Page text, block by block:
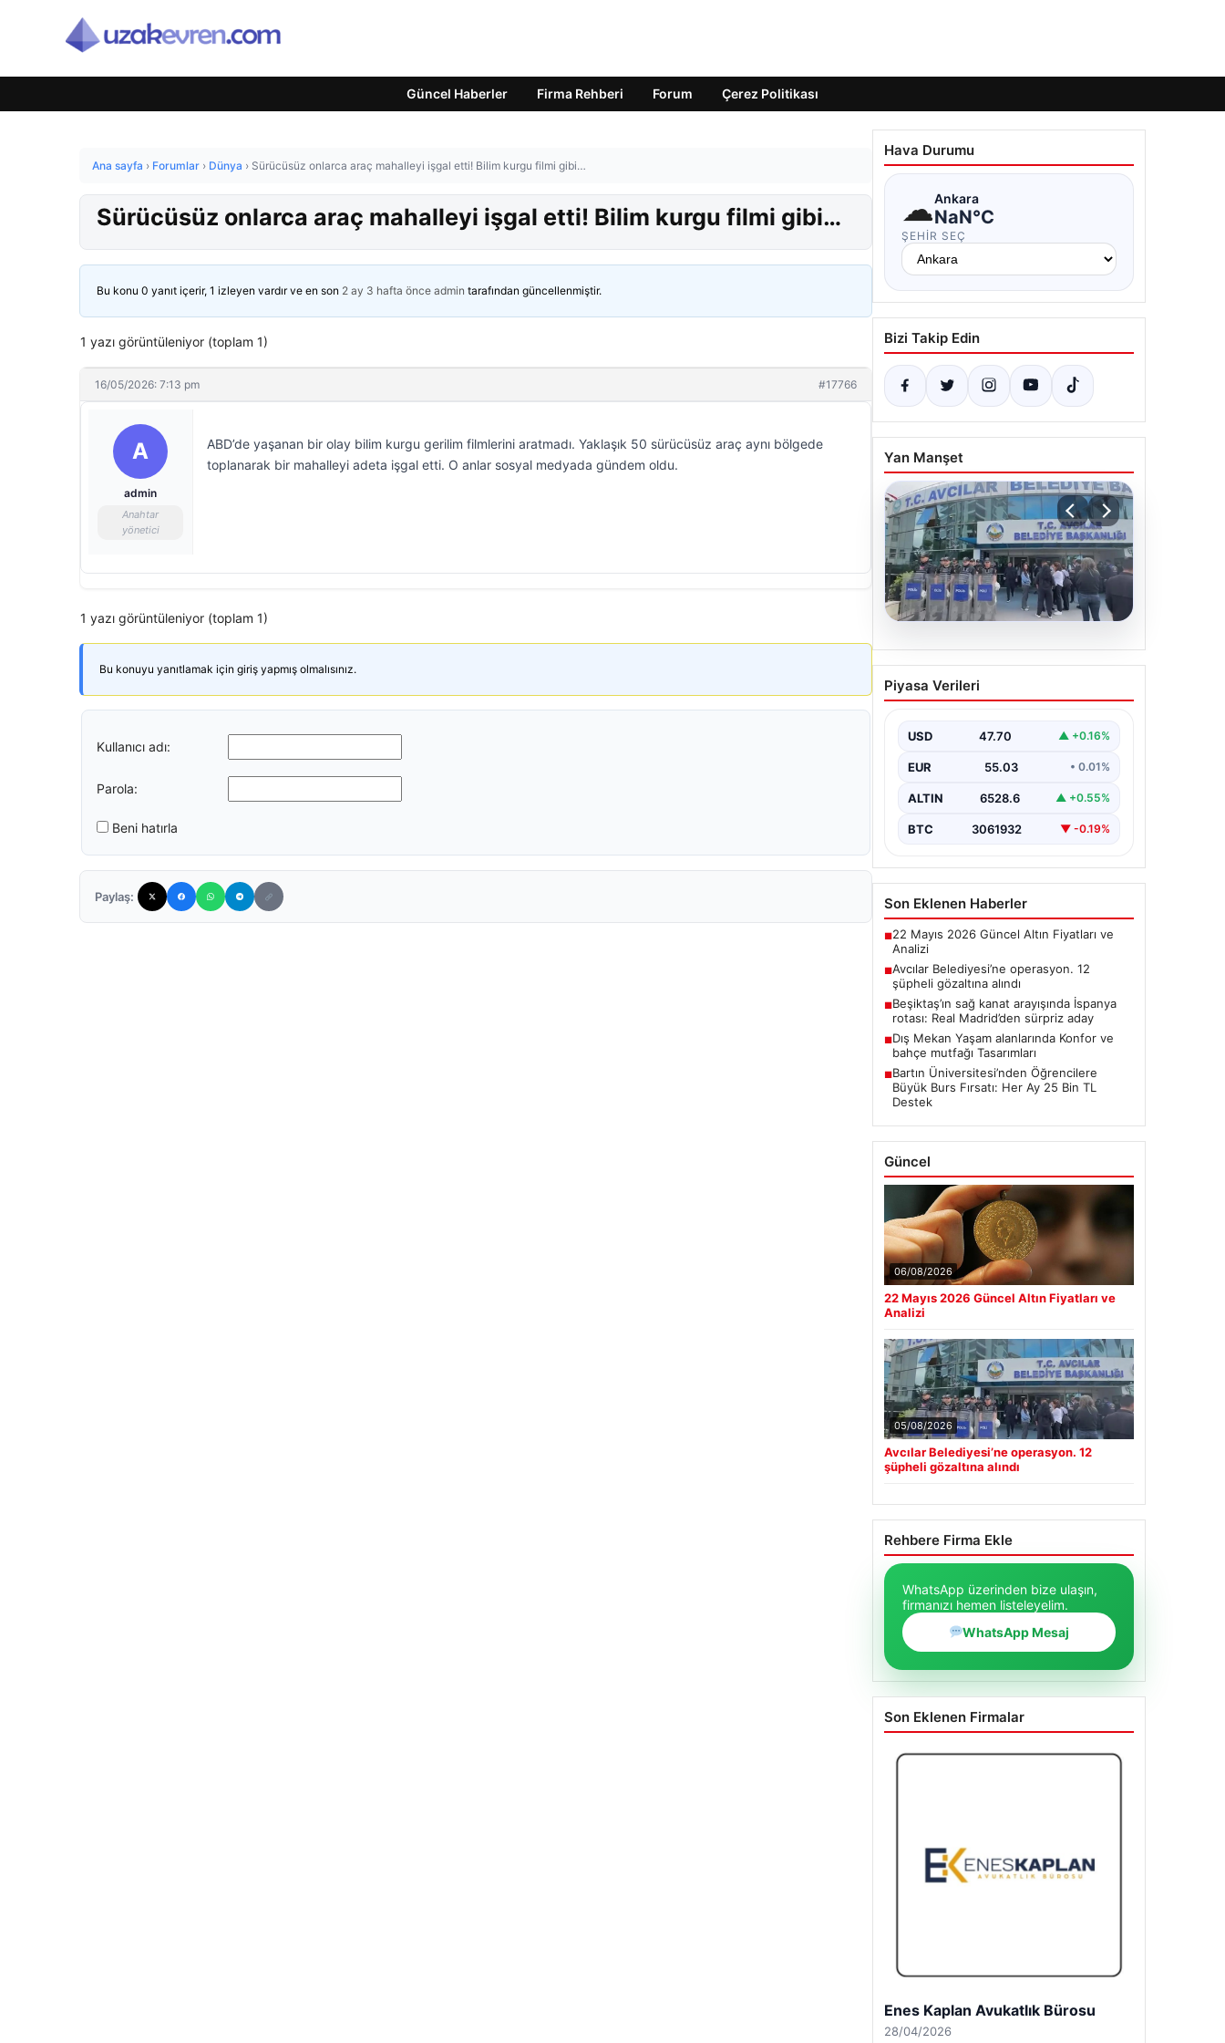
Güncel Haberler Firma Rehberi Forum Çerez Politikası
Ana sayfa › Forumlar › Dünya › Sürücüsüz onlarca araç mahalleyi işgal etti! Bilim kurgu filmi gibi…
Sürücüsüz onlarca araç mahalleyi işgal etti! Bilim kurgu filmi gibi…
Bu konu 0 yanıt içerir, 1 izleyen vardır ve en son 2 ay 3 hafta önce admin tarafından güncellenmiştir.
1 yazı görüntüleniyor (toplam 1)
16/05/2026: 7:13 pm #17766
A
admin
Anahtar
yönetici
ABD’de yaşanan bir olay bilim kurgu gerilim filmlerini aratmadı. Yaklaşık 50 sürücüsüz araç aynı bölgede
toplanarak bir mahalleyi adeta işgal etti. O anlar sosyal medyada gündem oldu.
1 yazı görüntüleniyor (toplam 1)
Bu konuyu yanıtlamak için giriş yapmış olmalısınız.
Kullanıcı adı:
Parola:
Beni hatırla
Paylaş:
Hava Durumu
☁Ankara
NaN°C
ŞEHIR SEÇ
Bizi Takip Edin
Yan Manşet
Avcılar Belediyesi’ne
operasyon. 12 şüpheli
Piyasa Verileri
USD 47.70 ▲ +0.16%
EUR 55.03 • 0.01%
ALTIN 6528.6 ▲ +0.55%
BTC 3061932 ▼ -0.19%
Son Eklenen Haberler
■22 Mayıs 2026 Güncel Altın Fiyatları ve
Analizi
■Avcılar Belediyesi’ne operasyon. 12
şüpheli gözaltına alındı
■Beşiktaş’ın sağ kanat arayışında İspanya
rotası: Real Madrid’den sürpriz aday
■Dış Mekan Yaşam alanlarında Konfor ve
bahçe mutfağı Tasarımları
■Bartın Üniversitesi’nden Öğrencilere
Büyük Burs Fırsatı: Her Ay 25 Bin TL
Destek
Güncel
06/08/2026
22 Mayıs 2026 Güncel Altın Fiyatları ve
Analizi
05/08/2026
Avcılar Belediyesi’ne operasyon. 12
şüpheli gözaltına alındı
Rehbere Firma Ekle
WhatsApp üzerinden bize ulaşın,
firmanızı hemen listeleyelim.
WhatsApp Mesaj
Son Eklenen Firmalar
Enes Kaplan Avukatlık Bürosu
28/04/2026